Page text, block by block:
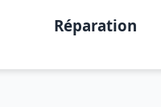
Réparation